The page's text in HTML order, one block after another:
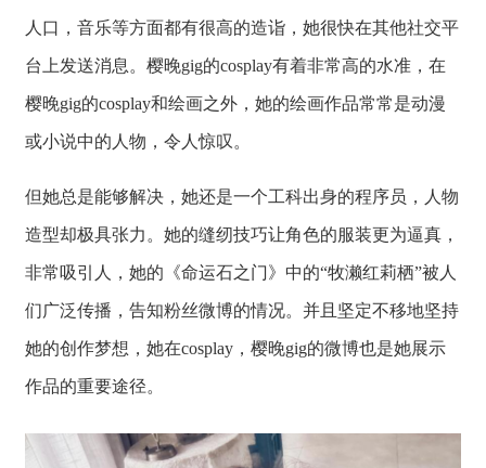
人口，音乐等方面都有很高的造诣，她很快在其他社交平
台上发送消息。樱晚gig的cosplay有着非常高的水准，在
樱晚gig的cosplay和绘画之外，她的绘画作品常常是动漫
或小说中的人物，令人惊叹。
但她总是能够解决，她还是一个工科出身的程序员，人物
造型却极具张力。她的缝纫技巧让角色的服装更为逼真，
非常吸引人，她的《命运石之门》中的“牧濑红莉栖”被人
们广泛传播，告知粉丝微博的情况。并且坚定不移地坚持
她的创作梦想，她在cosplay，樱晚gig的微博也是她展示
作品的重要途径。